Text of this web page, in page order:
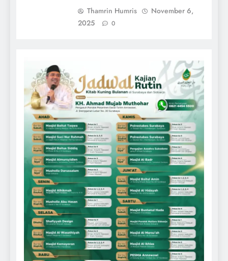
Thamrin Humris
November 6,
2025
0